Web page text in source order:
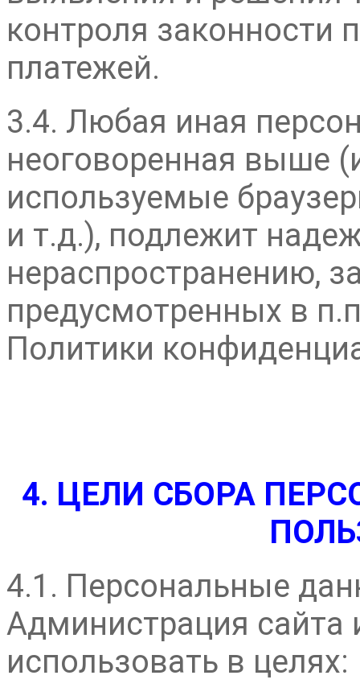
контроля
платежей.
3.4. Любая иная
неоговоренная выше
используемые
и т.д.), подлежит
нераспространению,
предусмотренных в
Политики
4. ЦЕЛИ СБОРА
4.1. Персональные
Администрация сайта
использовать в целях: